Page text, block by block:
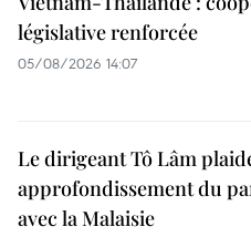
législative renforcée
05/08/2026 14:07
Le dirigeant Tô Lâm
approfondissement du
avec la Malaisie